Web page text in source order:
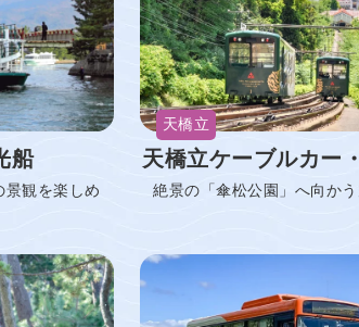
船
景観を楽しめ
天橋立
天橋立ケーブルカー
絶景の「傘松公園」へ向か